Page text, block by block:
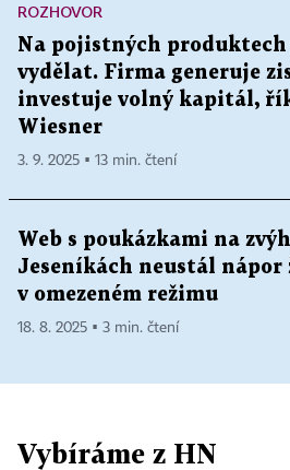
ROZHOVOR
Na pojistných produktech
vydělat. Firma generuje
investuje volný kapitál,
Wiesner
3. 9. 2025 ▪ 13 min. čtení
Web s poukázkami na
Jeseníkách neustál nápor
v omezeném režimu
18. 8. 2025 ▪ 3 min. čtení
Vybíráme z HN